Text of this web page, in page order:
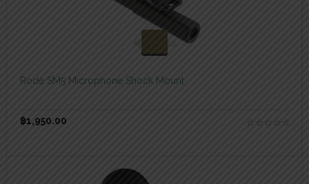
สอบถามและสั่งซื้อสินค้า
Rode SM5 Microphone Shock Mount
฿1,950.00